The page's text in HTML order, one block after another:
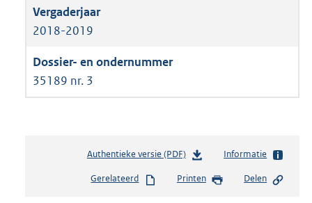
2018-2019
35189 nr. 3
Authentieke versie (PDF)b
s
Informatie
Gerelateerd Printen Delen